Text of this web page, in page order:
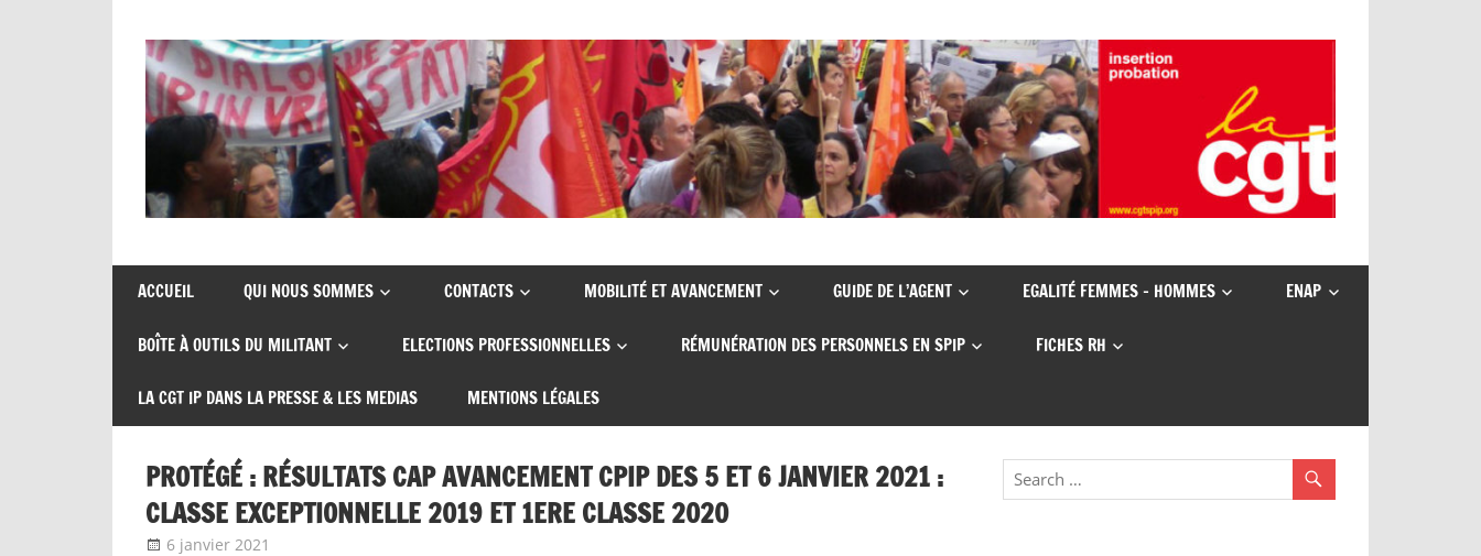
CGT
insertion
probation
de
syndicats
insertion
ACCUEIL QUI NOUS SOMMES CONTACTS MOBILITÉ ET AVANCEMENT GUIDE DE L’AGENT EGALITÉ FEMMES – HOMMES ENAP
BOÎTE À OUTILS DU MILITANT ELECTIONS PROFESSIONNELLES RÉMUNÉRATION DES PERSONNELS EN SPIP FICHES RH
LA CGT IP DANS LA PRESSE & LES MEDIAS MENTIONS LÉGALES
PROTÉGÉ : RÉSULTATS CAP AVANCEMENT CPIP DES 5 ET 6 JANVIER 2021 :
CLASSE EXCEPTIONNELLE 2019 ET 1ERE CLASSE 2020
6 janvier 2021